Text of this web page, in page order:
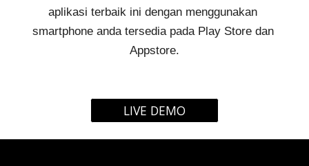
aplikasi terbaik ini dengan menggunakan
smartphone anda tersedia pada Play Store dan
Appstore.
LIVE DEMO